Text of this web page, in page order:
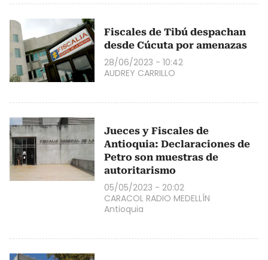
Fiscales de Tibú despachan
desde Cúcuta por amenazas
28/06/2023 - 10:42
AUDREY CARRILLO
Jueces y Fiscales de
Antioquia: Declaraciones de
Petro son muestras de
autoritarismo
05/05/2023 - 20:02
CARACOL RADIO MEDELLÍN
Antioquia